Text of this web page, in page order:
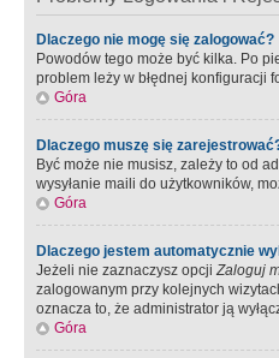
Dlaczego nie mogę się zalogować?
Powodów tego może być kilka. Po
problem leży w błędnej konfiguracji
Góra
Dlaczego muszę się
Być może nie musisz, zależy to od
wysyłanie maili do użytkowników,
Góra
Dlaczego jestem automatycznie
Jeżeli nie zaznaczysz opcjiZaloguj
zalogowanym przy kolejnych
oznacza to, że administrator ją
Góra